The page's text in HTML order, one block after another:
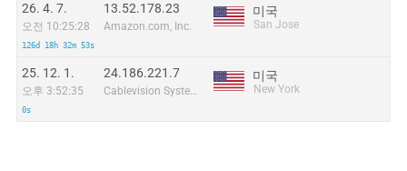
26. 4. 7.
오전 10:25:28
126d 18h 32m 53s
13.52.178.23
Amazon.com, Inc.
미국
San Jose
25. 12. 1.
오후 3:52:35
0s
24.186.221.7
Cablevision Systems Corp.
미국
New York